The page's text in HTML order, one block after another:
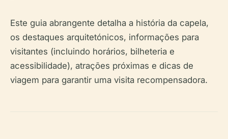
Este guia abrangente detalha a história da capela,
os destaques arquitetónicos, informações para
visitantes (incluindo horários, bilheteria e
acessibilidade), atrações próximas e dicas de
viagem para garantir uma visita recompensadora.